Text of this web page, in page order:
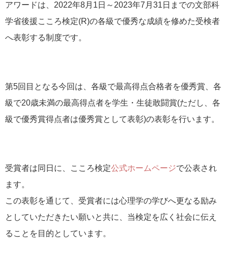
アワードは、2022年8月1日～2023年7月31日までの文部科
学省後援こころ検定(R)の各級で優秀な成績を修めた受検者
へ表彰する制度です。
第5回目となる今回は、各級で最高得点合格者を優秀賞、各
級で20歳未満の最高得点者を学生・生徒敢闘賞(ただし、各
級で優秀賞得点者は優秀賞として表彰)の表彰を行います。
受賞者は同日に、こころ検定公式ホームページで公表され
ます。
この表彰を通じて、受賞者には心理学の学びへ更なる励み
としていただきたい願いと共に、当検定を広く社会に伝え
ることを目的としています。